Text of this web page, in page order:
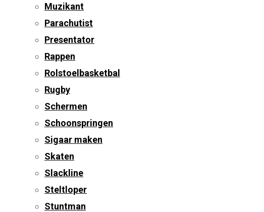
Muzikant
Parachutist
Presentator
Rappen
Rolstoelbasketbal
Rugby
Schermen
Schoonspringen
Sigaar maken
Skaten
Slackline
Steltloper
Stuntman